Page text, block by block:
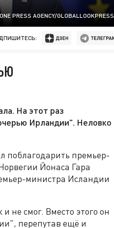
PRESS AGENCY/GLOBALLOOKPRESS
На этот раз
Ирландии". Неловко
поблагодарить премьер-
Йонаса Гара
министра Исландии
не смог. Вместо этого он
перепутав ещё и